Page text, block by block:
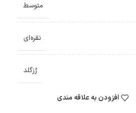
متوسط
نقره‌ای
رُزگلد
افزودن به علاقه مندی